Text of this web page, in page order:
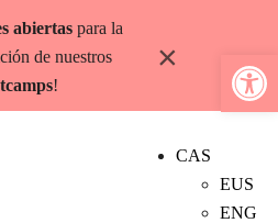
Abrir
abiertas para la
de nuestros
!
×
CAS
EUS
ENG